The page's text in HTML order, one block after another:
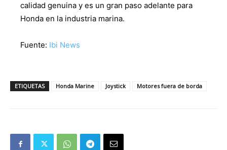
calidad genuina y es un gran paso adelante para
Honda en la industria marina.
Fuente: Ibi News
ETIQUETAS Honda Marine Joystick Motores fuera de borda